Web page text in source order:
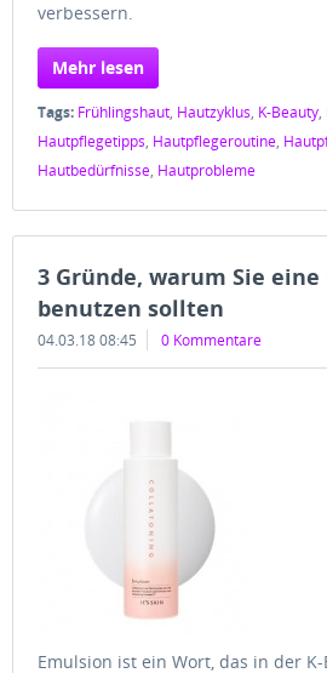
verbessern.
Mehr lesen
Tags: Frühlingshaut, Hautzyklus, K-Beauty,
Hautpflegetipps, Hautpflegeroutine,
Hautbedürfnisse, Hautprobleme
3 Gründe, warum Sie eine
benutzen sollten
04.03.18 08:45 0 Kommentare
Emulsion ist ein Wort, das in der